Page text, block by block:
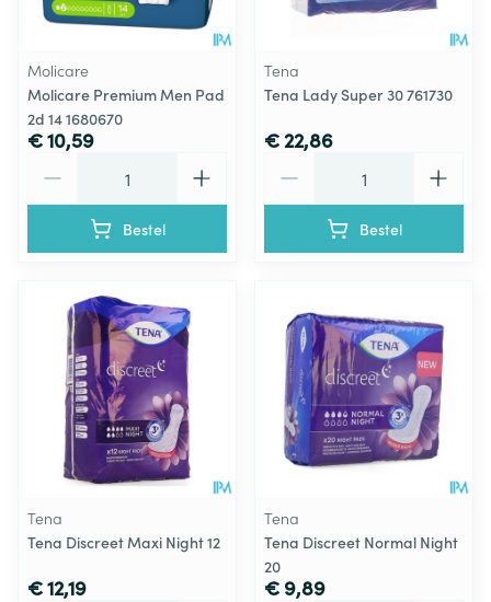
Molicare
Molicare Premium Men Pad
2d 14 1680670
€ 10,59
Bestel
Tena
Tena Lady Super 30 761730
€ 22,86
Bestel
Tena
Tena Discreet Maxi Night 12
€ 12,19
Tena
Tena Discreet Normal Night
20
€ 9,89